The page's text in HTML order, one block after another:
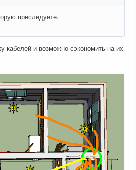
преследуете.
кабелей и возможно сэкономить на их